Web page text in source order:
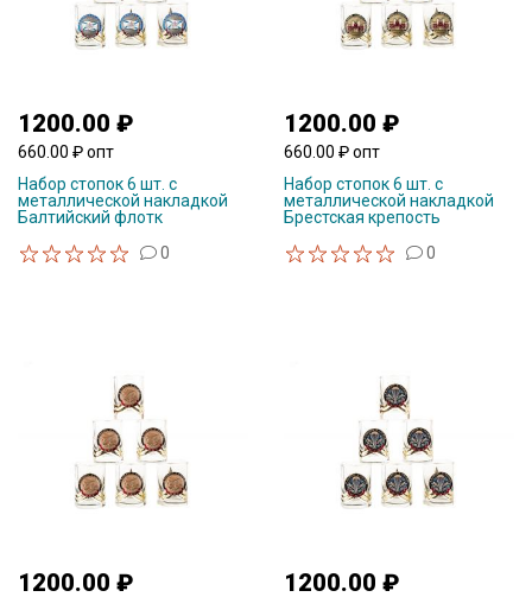
1200.00 ₽
660.00 ₽ опт
Набор стопок 6 шт. с
металлической накладкой
Балтийский флотк
0
1200.00 ₽
660.00 ₽ опт
Набор стопок 6 шт. с
металлической накладкой
Брестская крепость
0
1200.00 ₽ 1200.00 ₽